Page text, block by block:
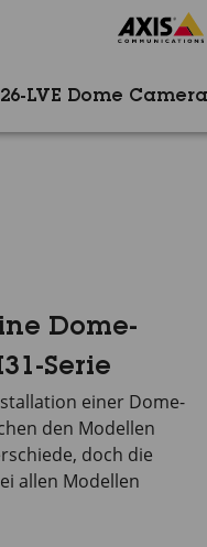
LVE Dome
Dome-
Serie
einer Dome-
den Modellen
doch die
allen Modellen